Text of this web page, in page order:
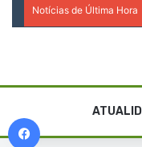
Notícias de Última Hora